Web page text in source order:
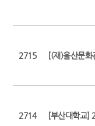
2715 [(재)울산문
2714 [부산대학교]